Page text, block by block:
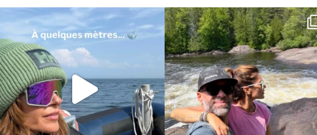
Voir une baleine en photo, c’est
impressionnant 🐋...
181
Les Laurentides, le Québec version
nature.
...
307 47